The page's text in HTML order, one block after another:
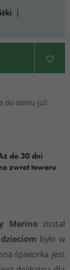
. |
do domu już
do 30 dni
zwrot towaru
Merino został
dzieciom było w
śpiworka jest